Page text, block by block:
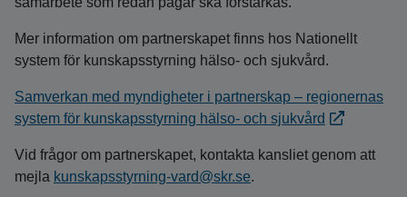
Mer information om partnerskapet finns hos Nationellt
system för kunskapsstyrning hälso- och sjukvård.
Samverkan med myndigheter i partnerskap – regionernas
system för kunskapsstyrning hälso- och sjukvård
Vid frågor om partnerskapet, kontakta kansliet genom att
mejla kunskapsstyrning-vard@skr.se.